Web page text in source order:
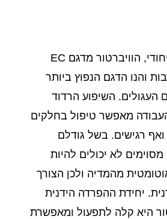
והנו הדגם הנפוץ ביותר
העגולים. השיפוע הרדוד
מאפשר טיפול בחלקים
רגישים. בשל גודלם
לא יכולים להיות
מהמדיה ולכן הצורך
יחידת ההפרדה הידנית
היא קלה לתפעול ומאפשרת